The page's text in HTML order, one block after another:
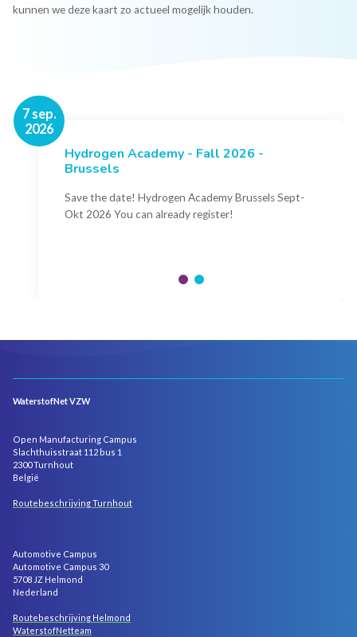
kunnen we deze kaart zo actueel mogelijk houden.
7 sep.
2026
Hydrogen Academy - Fall 2026 -
Brussels
Save the date! Hydrogen Academy Brussels Sept-
Okt 2026 You can already register!
16 nov.
2026
Events
Conference Belgian Hydrogen Expertise
- Powering International Collaboration
Join us for the annual Conference of the Belgian
WaterstofNet VZW
Open Manufacturing Campus
Slachthuisstraat 112 bus 1
2300 Turnhout
België
Routebeschrijving Turnhout
Automotive Campus
Automotive Campus 30
5708 JZ Helmond
Nederland
Routebeschrijving Helmond
WaterstofNetteam